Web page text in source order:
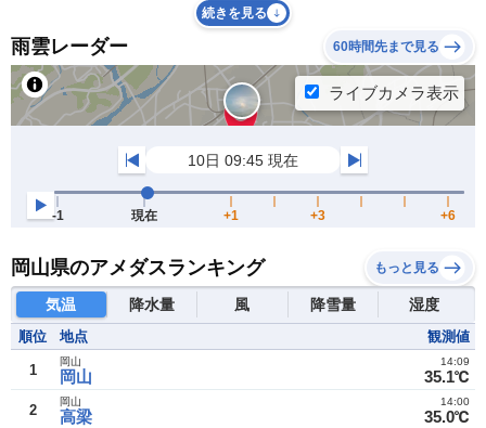
続きを見る
雨雲レーダー 60時間先まで見る
岡山県のアメダスランキング もっと見る
気温 降水量 風 降雪量 湿度
順位 地点 観測値
1 岡山
岡山
35.1℃
14:09
2 高梁
岡山
35.0℃
14:00